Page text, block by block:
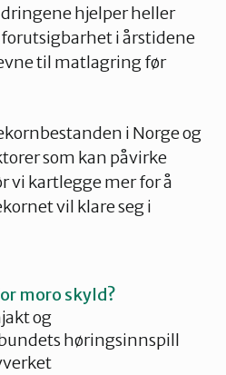
hjelper heller
i årstidene
til matlagring før
i Norge og
som kan påvirke
vi kartlegge mer for å
vil klare seg i
moro skyld?
og
høringsinnspill